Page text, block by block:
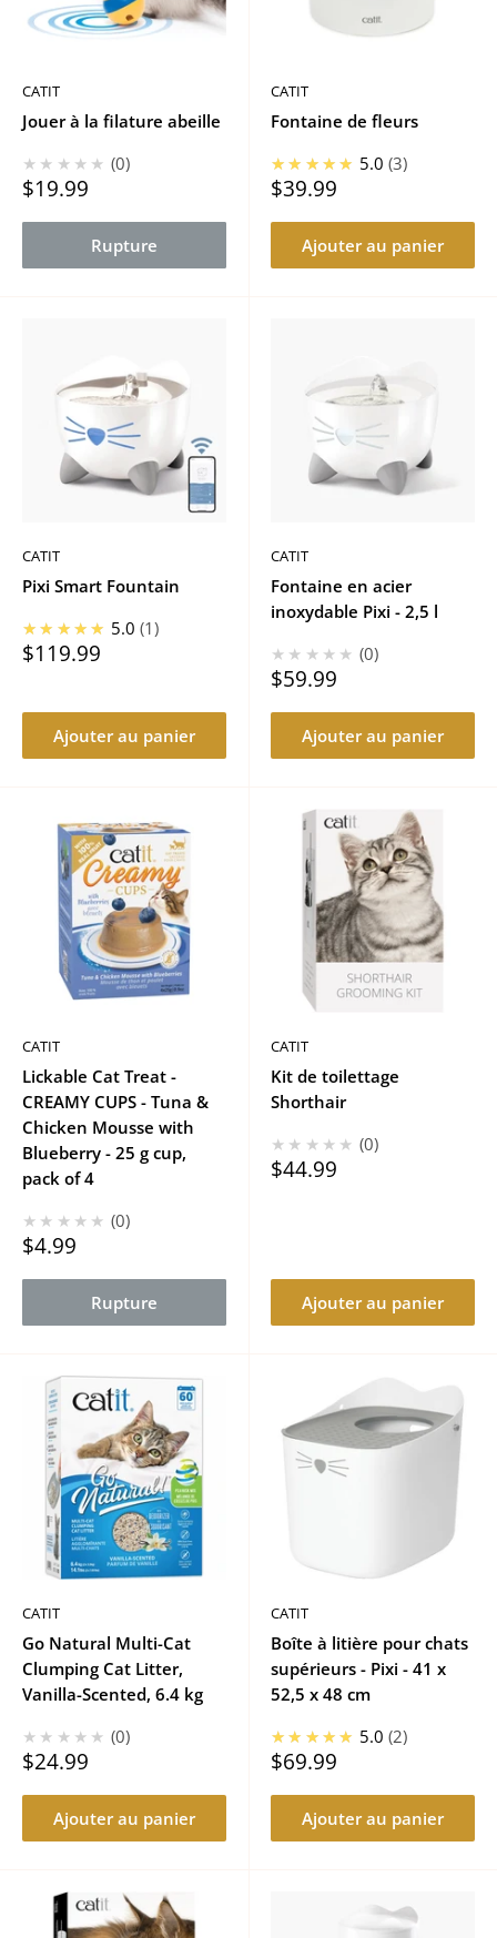
CATIT
Jouer à la filature abeille
★★★★★ 0
Prix
$19.99
Rupture
CATIT
Fontaine de fleurs
★★★★★ 5.0 3
Prix
$39.99
Ajouter au panier
CATIT
Pixi Smart Fountain
★★★★★ 5.0 1
Prix
$119.99
Ajouter au panier
CATIT
Fontaine en acier
inoxydable Pixi - 2,5 l
★★★★★ 0
Prix
$59.99
Ajouter au panier
CATIT
Lickable Cat Treat -
CREAMY CUPS - Tuna &
Chicken Mousse with
Blueberry - 25 g cup,
pack of 4
★★★★★ 0
Prix
$4.99
Rupture
CATIT
Kit de toilettage
Shorthair
★★★★★ 0
Prix
$44.99
Ajouter au panier
CATIT
Go Natural Multi-Cat
Clumping Cat Litter,
Vanilla-Scented, 6.4 kg
★★★★★ 0
Prix
$24.99
Ajouter au panier
CATIT
Boîte à litière pour chats
supérieurs - Pixi - 41 x
52,5 x 48 cm
★★★★★ 5.0 2
Prix
$69.99
Ajouter au panier